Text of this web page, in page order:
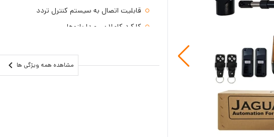
قابلیت اتصال به سیستم کنترل تردد
کارکرد کاملا بی صدا بازوها
مشاهده همه ویژگی ها